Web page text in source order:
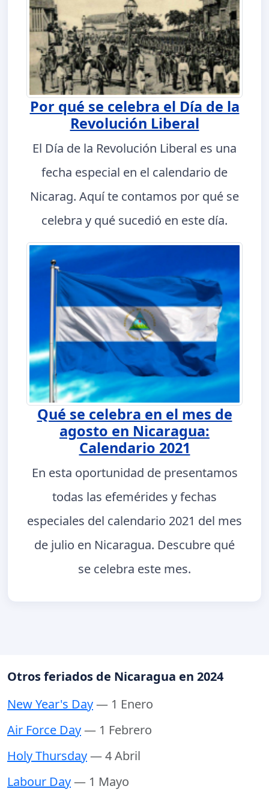
Por qué se celebra el Día de la
Revolución Liberal
El Día de la Revolución Liberal es una
fecha especial en el calendario de
Nicarag. Aquí te contamos por qué se
celebra y qué sucedió en este día.
Qué se celebra en el mes de
agosto en Nicaragua:
Calendario 2021
En esta oportunidad de presentamos
todas las efemérides y fechas
especiales del calendario 2021 del mes
de julio en Nicaragua. Descubre qué
se celebra este mes.
Otros feriados de Nicaragua en 2024
New Year's Day— 1 Enero
Air Force Day— 1 Febrero
Holy Thursday— 4 Abril
Labour Day— 1 Mayo